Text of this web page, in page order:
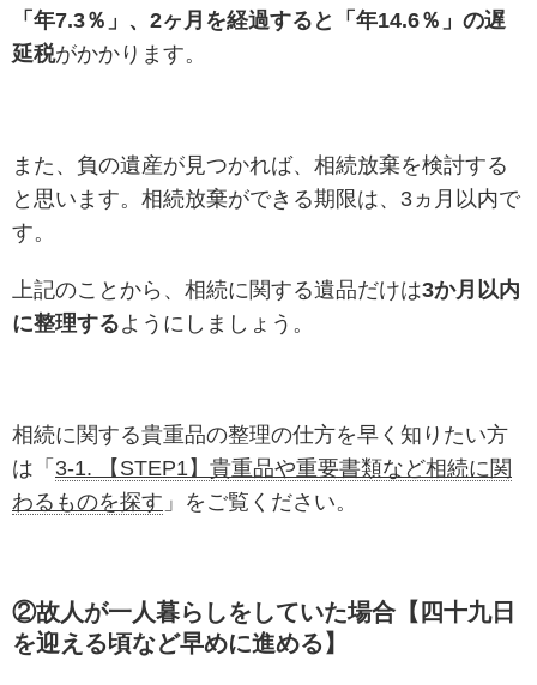
「年7.3％」、2ヶ月を経過すると「年14.6％」の遅
延税がかかります。
また、負の遺産が見つかれば、相続放棄を検討する
と思います。相続放棄ができる期限は、3ヵ月以内で
す。
上記のことから、相続に関する遺品だけは3か月以内
に整理するようにしましょう。
相続に関する貴重品の整理の仕方を早く知りたい方
は「 3-1. 【STEP1】貴重品や重要書類など相続に関
わるものを探す 」をご覧ください。
②故人が一人暮らしをしていた場合【四十九日
を迎える頃など早めに進める】